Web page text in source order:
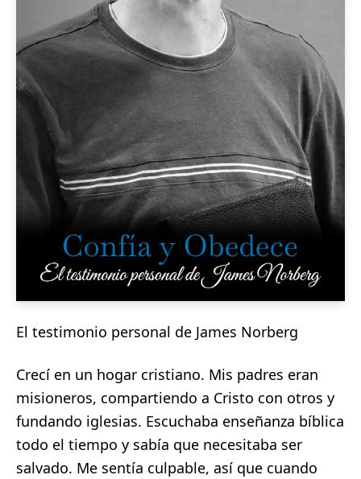
El testimonio personal de James Norberg
Crecí en un hogar cristiano. Mis padres eran
misioneros, compartiendo a Cristo con otros y
fundando iglesias. Escuchaba enseñanza bíblica
todo el tiempo y sabía que necesitaba ser
salvado. Me sentía culpable, así que cuando